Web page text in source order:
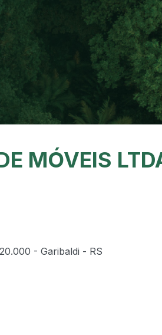
MÓVEIS
- Garibaldi - RS